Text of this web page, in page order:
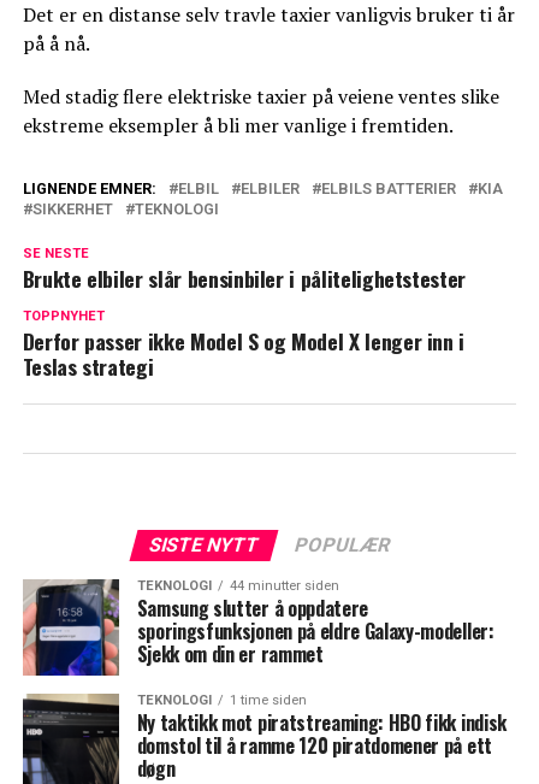
Det er en distanse selv travle taxier vanligvis bruker ti år
på å nå.
Med stadig flere elektriske taxier på veiene ventes slike
ekstreme eksempler å bli mer vanlige i fremtiden.
LIGNENDE EMNER: ELBIL ELBILER ELBILS BATTERIER
KIA
SIKKERHET
TEKNOLOGI
SE NESTE
Brukte elbiler slår bensinbiler i pålitelighetstester
TOPPNYHET
Derfor passer ikke Model S og Model X lenger inn i
Teslas strategi
SISTE NYTT POPULÆR
TEKNOLOGI 44 minutter siden
Samsung slutter å oppdatere
sporingsfunksjonen på eldre Galaxy-modeller:
Sjekk om din er rammet
TEKNOLOGI 1 time siden
Ny taktikk mot piratstreaming: HBO fikk indisk
domstol til å ramme 120 piratdomener på ett
døgn